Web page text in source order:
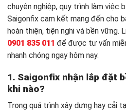
chuyên nghiệp, quy trình làm việc
Saigonfix cam kết mang đến cho
hoàn thiện, tiện nghi và bền vững.
0901 835 011 để được tư vấn
nhanh chóng ngay hôm nay.
1. Saigonfix nhận lắp đặt
khi nào?
Trong quá trình xây dựng hay cải